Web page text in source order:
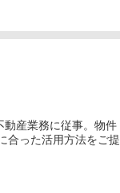
動産業務に従事。物件
合った活用方法をご提